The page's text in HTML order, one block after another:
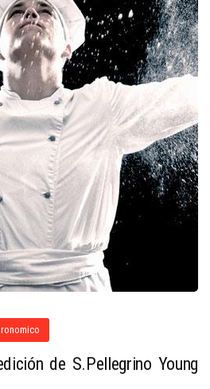
de S.Pellegrino Young